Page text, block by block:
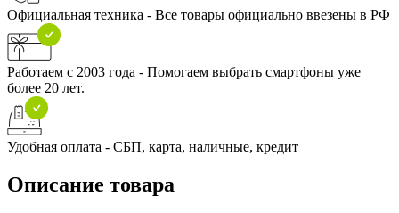
Официальная техника - Все товары официально ввезены в РФ
Работаем с 2003 года - Помогаем выбрать смартфоны уже
более 20 лет.
Удобная оплата - СБП, карта, наличные, кредит
Описание товара